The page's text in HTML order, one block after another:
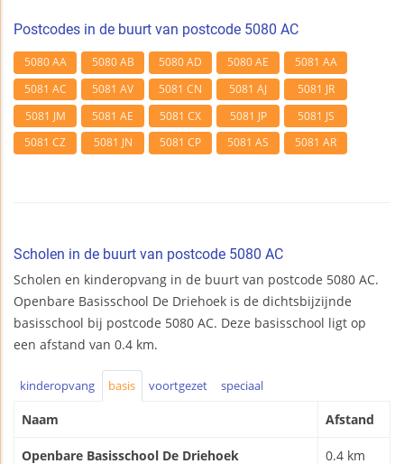
Postcodes in de buurt van postcode 5080 AC
5080 AA 5080 AB 5080 AD 5080 AE
5081 AA
5081 AC
5081 AV 5081 CN 5081 AJ
5081 JR
5081 JM
5081 AE 5081 CX 5081 JP
5081 JS
5081 CZ
5081 JN 5081 CP 5081 AS 5081 AR
Scholen in de buurt van postcode 5080 AC
Scholen en kinderopvang in de buurt van postcode 5080 AC.
Openbare Basisschool De Driehoek is de dichtsbijzijnde
basisschool bij postcode 5080 AC. Deze basisschool ligt op
een afstand van 0.4 km.
kinderopvang basis voortgezet speciaal
Naam Afstand
Openbare Basisschool De Driehoek 0.4 km